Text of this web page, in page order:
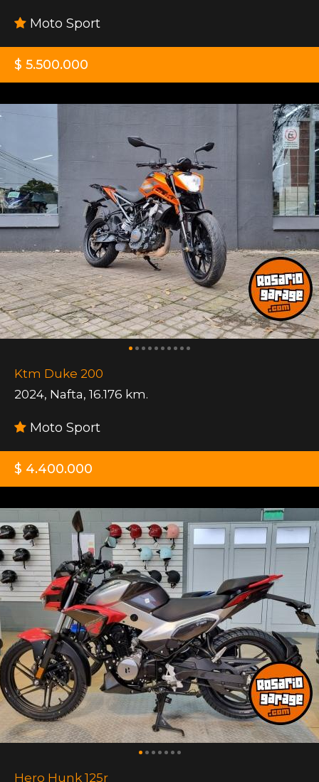
Moto Sport
$ 5.500.000
Ktm Duke 200
2024, Nafta, 16.176 km.
Moto Sport
$ 4.400.000
Hero Hunk 125r